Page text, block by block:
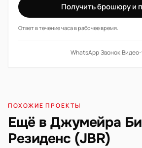
Получить брошюру и
Ответ в течение часа в рабочее время.
WhatsApp·Звонок·
ПОХОЖИЕ ПРОЕКТЫ
Ещё в Джумейра
Резиденс (JBR)